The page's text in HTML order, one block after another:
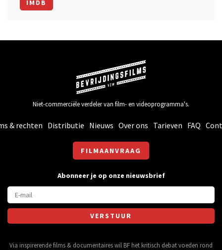
IMDB
Niet-commerciële verdeler van film- en videoprogramma's.
& rechten Distributie Nieuws Over ons Tarieven FAQ
FILMAANVRAAG
Abonneer je op onze nieuwsbrief
Via inspirerende films & documentaires wil BF het kritisch debat voeden rond